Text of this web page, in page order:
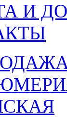
И